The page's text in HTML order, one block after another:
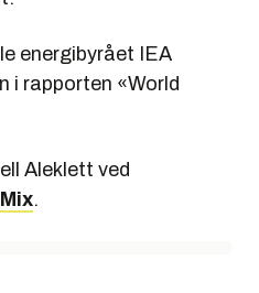
energibyrået IEA
i rapporten «World
Aleklett ved
.